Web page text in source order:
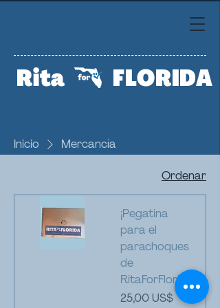
FLORIDA
Rita
Inicio Mercancía
Ordenar
¡Pegatina
para el
parachoques
de
RitaForFlorida!
Precio
25,00 US$